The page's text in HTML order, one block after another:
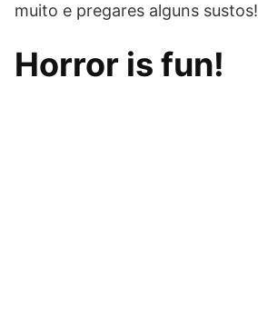
muito e pregares alguns sustos!
Horror is fun!